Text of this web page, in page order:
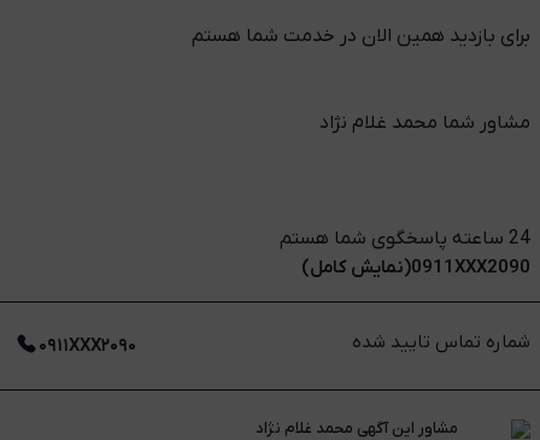
برای بازدید همین الان در خدمت شما هستم
مشاور شما محمد غلام نژاد
24 ساعته پاسخگوی شما هستم
0911XXX2090(نمایش کامل)
شماره تماس تایید شده ۰۹۱۱XXX۲۰۹۰
مشاور این آگهی محمد غلام نژاد